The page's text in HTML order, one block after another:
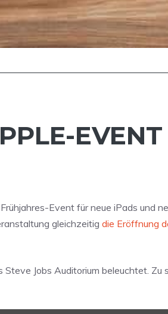
Event für neue iPads und
gleichzeitig die Eröffnung
Jobs Auditorium beleuchtet. Zu